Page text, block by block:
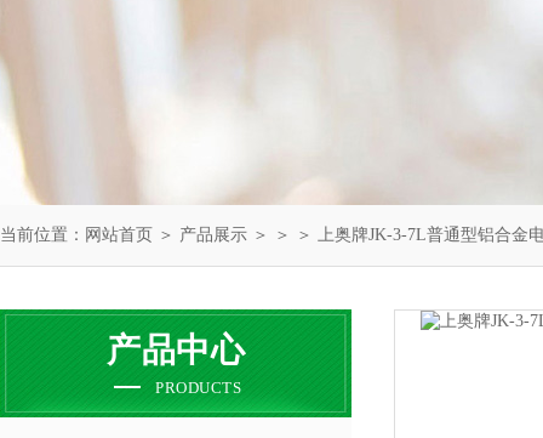
当前位置： 网站首页 ＞ 产品展示 ＞ ＞ ＞ 上奥牌JK-3-7L普通型铝合金
产品中心
PRODUCTS